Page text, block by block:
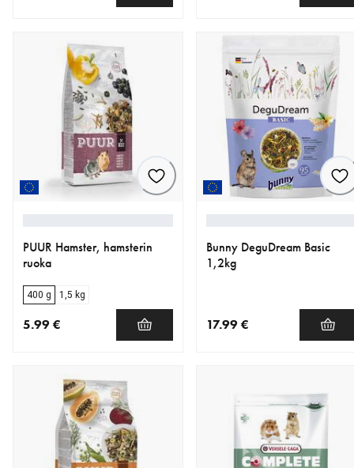
PUUR Hamster, hamsterin
ruoka
400 g 1,5 kg
5.99 €
Bunny DeguDream Basic
1,2kg
17.99 €